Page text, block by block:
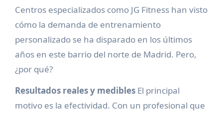
Centros especializados como JG Fitness han visto
cómo la demanda de entrenamiento
personalizado se ha disparado en los últimos
años en este barrio del norte de Madrid. Pero,
¿por qué?
Resultados reales y mediblesEl principal
motivo es la efectividad. Con un profesional que